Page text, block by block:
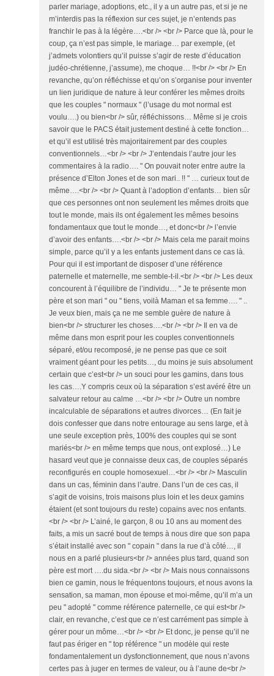
parler mariage, adoptions, etc., il y a un autre pas, et si je ne
m’interdis pas la réflexion sur ces sujet, je n’entends pas
franchir le pas à la légère….<br /> <br /> Parce que là, pour le
coup, ça n’est pas simple, le mariage… par exemple, (et
j’admets volontiers qu’il puisse s’agir de reste d’éducation
judéo-chrétienne, j’assume), me choque… !!<br /> <br /> En
revanche, qu’on réfléchisse et qu’on s’organise pour inventer
un lien juridique de nature à leur conférer les mêmes droits
que les couples " normaux " (l’usage du mot normal est
voulu….) ou bien<br /> sûr, réfléchissons… Même si je crois
savoir que le PACS était justement destiné à cette fonction…
et qu’il est utilisé très majoritairement par des couples
conventionnels…<br /> <br /> J’entendais l’autre jour les
commentaires à la radio…. " On pouvait noter entre autre la
présence d’Elton Jones et de son mari.. !! " … curieux tout de
même….<br /> <br /> Quant à l’adoption d’enfants… bien sûr
que ces personnes ont non seulement les mêmes droits que
tout le monde, mais ils ont également les mêmes besoins
fondamentaux que tout le monde…, et donc<br /> l’envie
d’avoir des enfants….<br /> <br /> Mais cela me parait moins
simple, parce qu’il y a les enfants justement dans ce cas là.
Pour qui il est important de disposer d’une référence
paternelle et maternelle, me semble-t-il.<br /> <br /> Les deux
concourent à l’équilibre de l’individu… " Je te présente mon
père et son mari " ou " tiens, voilà Maman et sa femme…. " ..
Je veux bien, mais ça ne me semble guère de nature à
bien<br /> structurer les choses….<br /> <br /> Il en va de
même dans mon esprit pour les couples conventionnels
séparé, et/ou recomposé, je ne pense pas que ce soit
vraiment géant pour les petits…, du moins je suis absolument
certain que c’est<br /> un souci pour les gamins, dans tous
les cas….Y compris ceux où la séparation s’est avéré être un
salvateur retour au calme …<br /> <br /> Outre un nombre
incalculable de séparations et autres divorces… (En fait je
dois confesser que dans notre entourage au sens large, et à
une seule exception près, 100% des couples qui se sont
mariés<br /> en même temps que nous, ont explosé…) Le
hasard veut que je connaisse deux cas, de couples séparés
reconfigurés en couple homosexuel…<br /> <br /> Masculin
dans un cas, féminin dans l’autre. Dans l’un de ces cas, il
s’agit de voisins, trois maisons plus loin et les deux gamins
étaient (et sont toujours du reste) copains avec nos enfants.
<br /> <br /> L’ainé, le garçon, 8 ou 10 ans au moment des
faits, a mis un sacré bout de temps à nous dire que son papa
s’était installé avec son " copain " dans la rue d’à côté…, il
nous en a parlé plusieurs<br /> années plus tard, quand son
père est mort ….du sida.<br /> <br /> Mais nous connaissons
bien ce gamin, nous le fréquentons toujours, et nous avons la
sensation, sa maman, mon épouse et moi-même, qu’il m’a un
peu " adopté " comme référence paternelle, ce qui est<br />
clair, en revanche, c’est que ce n’est carrément pas simple à
gérer pour un môme…<br /> <br /> Et donc, je pense qu’il ne
faut pas ériger en " top référence " un modèle qui reste
fondamentalement un dysfonctionnement, que nous n’avons
certes pas à juger en termes de valeur, ou à l’aune de<br />